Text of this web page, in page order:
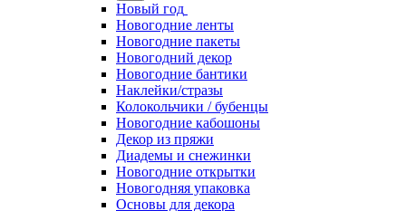
Новый год
Новогодние ленты
Новогодние пакеты
Новогодний декор
Новогодние бантики
Наклейки/стразы
Колокольчики / бубенцы
Новогодние кабошоны
Декор из пряжи
Диадемы и снежинки
Новогодние открытки
Новогодняя упаковка
Основы для декора